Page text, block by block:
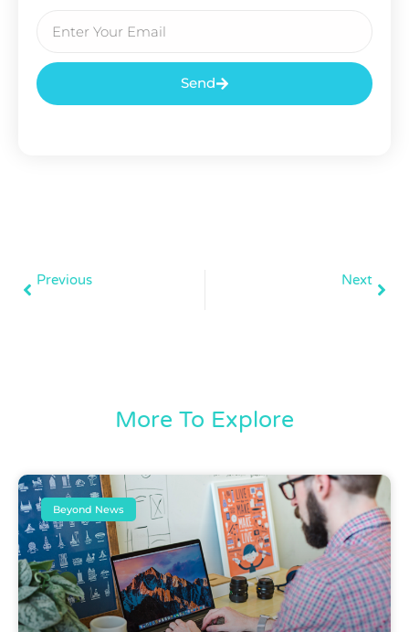
Send
Previous Next
More To Explore
Beyond News